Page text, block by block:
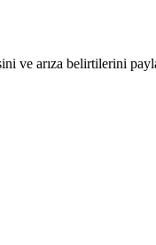
ve arıza belirtilerini